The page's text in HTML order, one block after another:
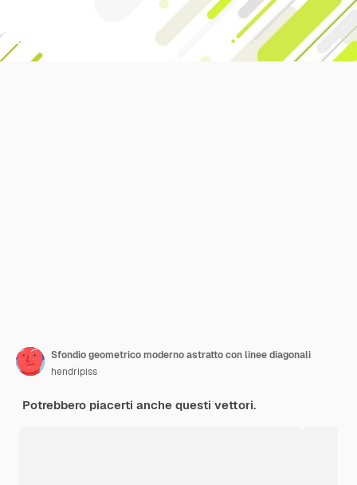
Sfondio geometrico moderno astratto con linee diagonali
hendripiss
Potrebbero piacerti anche questi vettori.